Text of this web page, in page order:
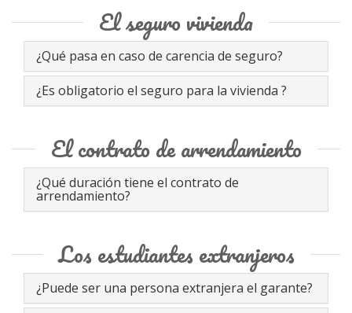
El seguro vivienda
¿Qué pasa en caso de carencia de seguro?
¿Es obligatorio el seguro para la vivienda ?
El contrato de arrendamiento
¿Qué duración tiene el contrato de
arrendamiento?
Los estudiantes extranjeros
¿Puede ser una persona extranjera el garante?